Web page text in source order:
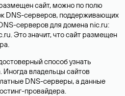
сайт, можно по полю
DNS-серверов, поддерживающих
серверов для домена nic.ru:
Это значит, что сайт размещен
способ узнать
Иногда владельцы сайтов
DNS-серверы, а данные
провайдера.